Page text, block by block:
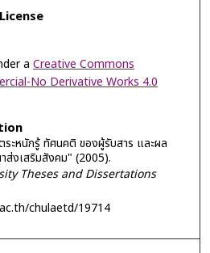
a Creative Commons
No Derivative Works 4.0
ะหนักรู้ ทัศนคติ ของผู้รับสาร และผล
ส่งเสริมสังคม" (2005).
Theses and Dissertations
chulaetd/19714